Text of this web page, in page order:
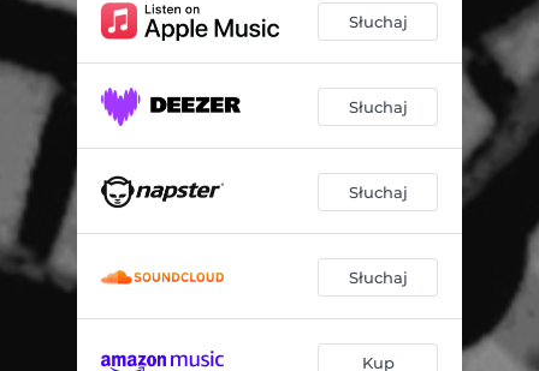
Słuchaj
Słuchaj
Słuchaj
Słuchaj
Kup